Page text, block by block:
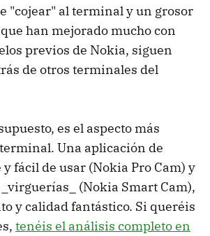
"cojear" al terminal y un grosor
han mejorado mucho con
previos de Nokia, siguen
de otros terminales del
es el aspecto más
Una aplicación de
fácil de usar (Nokia Pro Cam) y
(Nokia Smart Cam),
y calidad fantástico. Si queréis
tenéis el análisis completo en